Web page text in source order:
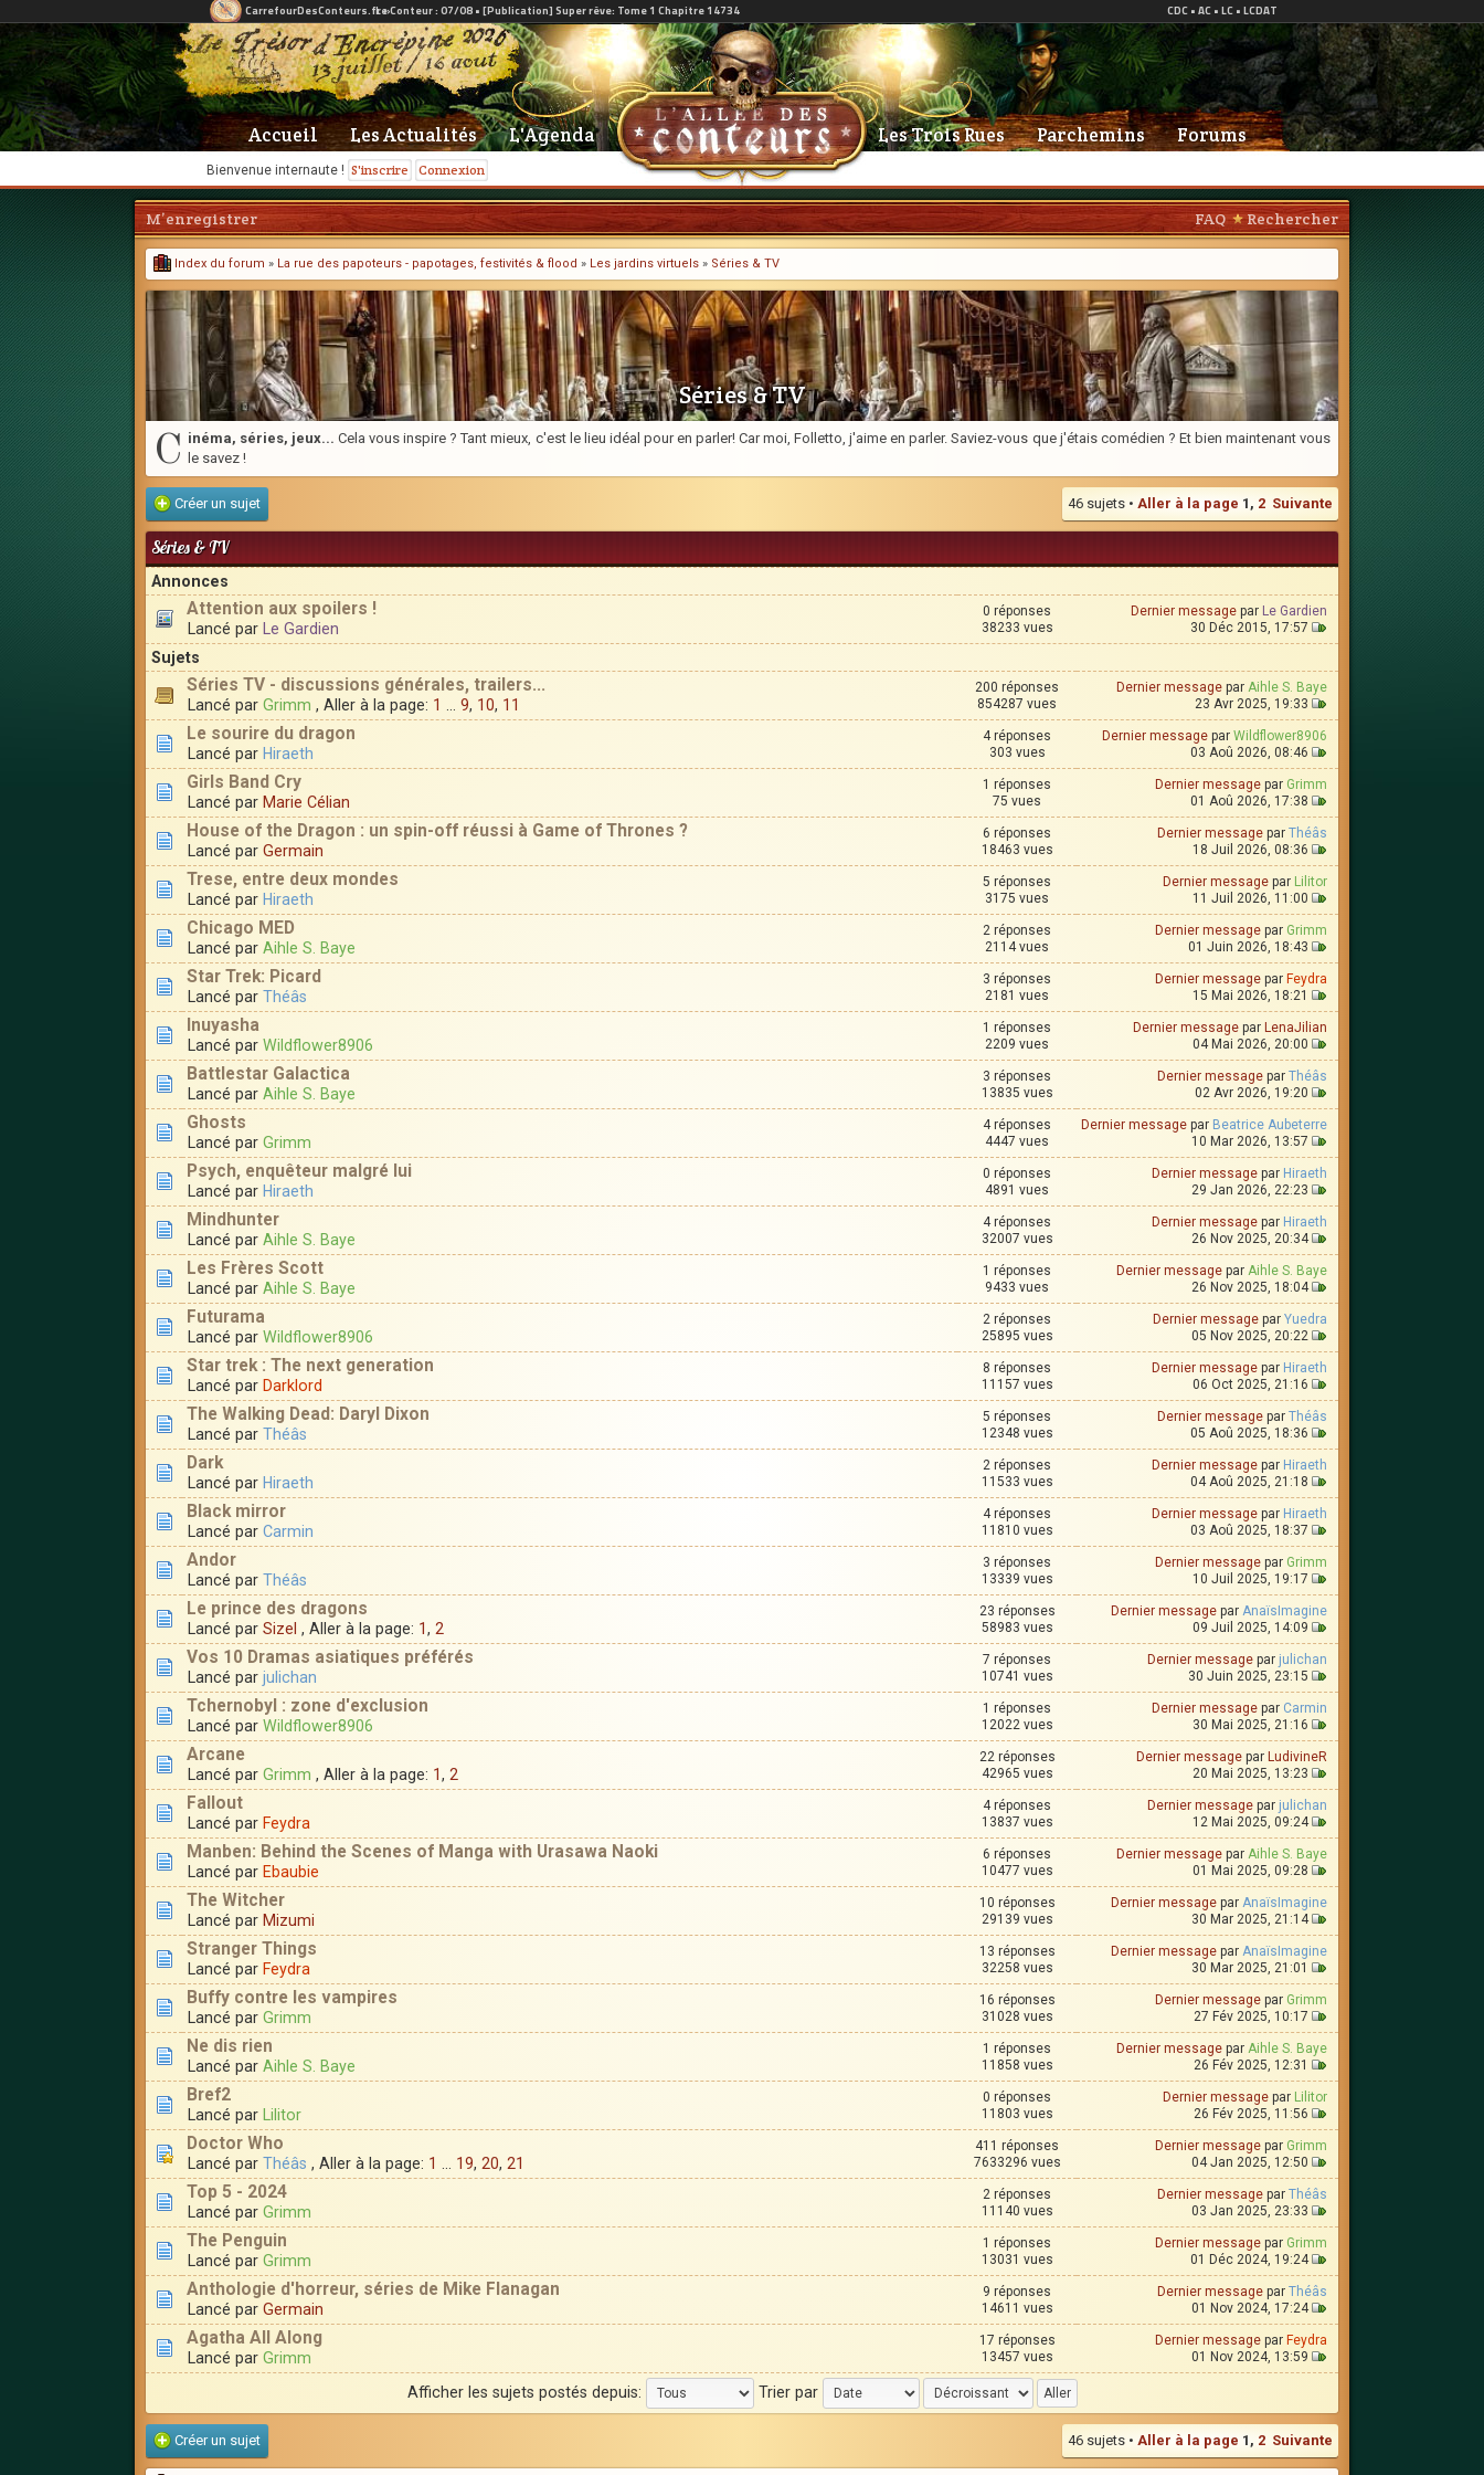
Bienvenue internaute ! S'inscrire Connexion
Accueil Les Actualités L'Agenda Les Trois Rues Parchemins Forums
FAQ Rechercher
M’enregistrer
Index du forum » La rue des papoteurs - papotages, festivités & flood » Les jardins virtuels » Séries & TV
Séries & TV
C inéma, séries, jeux... Cela vous inspire ? Tant mieux, c'est le lieu idéal pour en parler! Car moi, Folletto, j'aime en parler. Saviez-vous que j'étais comédien ? Et bien maintenant vous
le savez !
Créer un sujet 46 sujets • Aller à la page 1 , 2 Suivante
Séries & TV
Annonces
Attention aux spoilers !
Lancé par Le Gardien
0 réponses
38233 vues
Dernier message par Le Gardien
30 Déc 2015, 17:57
Sujets
Séries TV - discussions générales, trailers...
Lancé par Grimm , Aller à la page: 1 9, 10, 11
200 réponses
854287 vues
Dernier message par Aihle S. Baye
23 Avr 2025, 19:33
Le sourire du dragon
Lancé par Hiraeth
4 réponses
303 vues
Dernier message par Wildflower8906
03 Aoû 2026, 08:46
Girls Band Cry
Lancé par Marie Célian
1 réponses
75 vues
Dernier message par Grimm
01 Aoû 2026, 17:38
House of the Dragon : un spin-off réussi à Game of Thrones ?
Lancé par Germain
6 réponses
18463 vues
Dernier message par Théâs
18 Juil 2026, 08:36
Trese, entre deux mondes
Lancé par Hiraeth
5 réponses
3175 vues
Dernier message par Lilitor
11 Juil 2026, 11:00
Chicago MED
Lancé par Aihle S. Baye
2 réponses
2114 vues
Dernier message par Grimm
01 Juin 2026, 18:43
Star Trek: Picard
Lancé par Théâs
3 réponses
2181 vues
Dernier message par Feydra
15 Mai 2026, 18:21
Inuyasha
Lancé par Wildflower8906
1 réponses
2209 vues
Dernier message par LenaJilian
04 Mai 2026, 20:00
Battlestar Galactica
Lancé par Aihle S. Baye
3 réponses
13835 vues
Dernier message par Théâs
02 Avr 2026, 19:20
Ghosts
Lancé par Grimm
4 réponses
4447 vues
Dernier message par Beatrice Aubeterre
10 Mar 2026, 13:57
Psych, enquêteur malgré lui
Lancé par Hiraeth
0 réponses
4891 vues
Dernier message par Hiraeth
29 Jan 2026, 22:23
Mindhunter
Lancé par Aihle S. Baye
4 réponses
32007 vues
Dernier message par Hiraeth
26 Nov 2025, 20:34
Les Frères Scott
Lancé par Aihle S. Baye
1 réponses
9433 vues
Dernier message par Aihle S. Baye
26 Nov 2025, 18:04
Futurama
Lancé par Wildflower8906
2 réponses
25895 vues
Dernier message par Yuedra
05 Nov 2025, 20:22
Star trek : The next generation
Lancé par Darklord
8 réponses
11157 vues
Dernier message par Hiraeth
06 Oct 2025, 21:16
The Walking Dead: Daryl Dixon
Lancé par Théâs
5 réponses
12348 vues
Dernier message par Théâs
05 Aoû 2025, 18:36
Dark
Lancé par Hiraeth
2 réponses
11533 vues
Dernier message par Hiraeth
04 Aoû 2025, 21:18
Black mirror
Lancé par Carmin
4 réponses
11810 vues
Dernier message par Hiraeth
03 Aoû 2025, 18:37
Andor
Lancé par Théâs
3 réponses
13339 vues
Dernier message par Grimm
10 Juil 2025, 19:17
Le prince des dragons
Lancé par Sizel , Aller à la page: 1, 2
23 réponses
58983 vues
Dernier message par AnaïsImagine
09 Juil 2025, 14:09
Vos 10 Dramas asiatiques préférés
Lancé par julichan
7 réponses
10741 vues
Dernier message par julichan
30 Juin 2025, 23:15
Tchernobyl : zone d'exclusion
Lancé par Wildflower8906
1 réponses
12022 vues
Dernier message par Carmin
30 Mai 2025, 21:16
Arcane
Lancé par Grimm , Aller à la page: 1, 2
22 réponses
42965 vues
Dernier message par LudivineR
20 Mai 2025, 13:23
Fallout
Lancé par Feydra
4 réponses
13837 vues
Dernier message par julichan
12 Mai 2025, 09:24
Manben: Behind the Scenes of Manga with Urasawa Naoki
Lancé par Ebaubie
6 réponses
10477 vues
Dernier message par Aihle S. Baye
01 Mai 2025, 09:28
The Witcher
Lancé par Mizumi
10 réponses
29139 vues
Dernier message par AnaïsImagine
30 Mar 2025, 21:14
Stranger Things
Lancé par Feydra
13 réponses
32258 vues
Dernier message par AnaïsImagine
30 Mar 2025, 21:01
Buffy contre les vampires
Lancé par Grimm
16 réponses
31028 vues
Dernier message par Grimm
27 Fév 2025, 10:17
Ne dis rien
Lancé par Aihle S. Baye
1 réponses
11858 vues
Dernier message par Aihle S. Baye
26 Fév 2025, 12:31
Bref2
Lancé par Lilitor
0 réponses
11803 vues
Dernier message par Lilitor
26 Fév 2025, 11:56
Doctor Who
Lancé par Théâs , Aller à la page: 1 19, 20, 21
411 réponses
7633296 vues
Dernier message par Grimm
04 Jan 2025, 12:50
Top 5 - 2024
Lancé par Grimm
2 réponses
11140 vues
Dernier message par Théâs
03 Jan 2025, 23:33
The Penguin
Lancé par Grimm
1 réponses
13031 vues
Dernier message par Grimm
01 Déc 2024, 19:24
Anthologie d'horreur, séries de Mike Flanagan
Lancé par Germain
9 réponses
14611 vues
Dernier message par Théâs
01 Nov 2024, 17:24
Agatha All Along
Lancé par Grimm
17 réponses
13457 vues
Dernier message par Feydra
01 Nov 2024, 13:59
Afficher les sujets postés depuis: Trier par
Créer un sujet 46 sujets • Aller à la page 1 , 2 Suivante